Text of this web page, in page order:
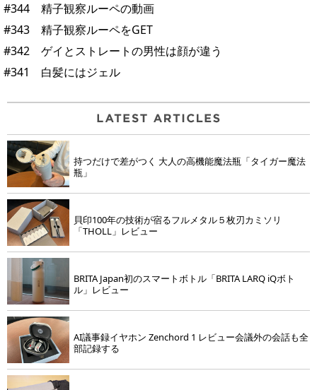
#344 精子観察ルーペの動画
#343 精子観察ルーペをGET
#342 ゲイとストレートの男性は顔が違う
#341 白髪にはジェル
持つだけで差がつく 大人の高機能魔法瓶「タイガー魔法
瓶」
貝印100年の技術が宿るフルメタル５枚刃カミソリ
「THOLL」レビュー
BRITA Japan初のスマートボトル「BRITA LARQ iQボト
ル」レビュー
AI議事録イヤホン Zenchord 1 レビュー会議外の会話も全
部記録する